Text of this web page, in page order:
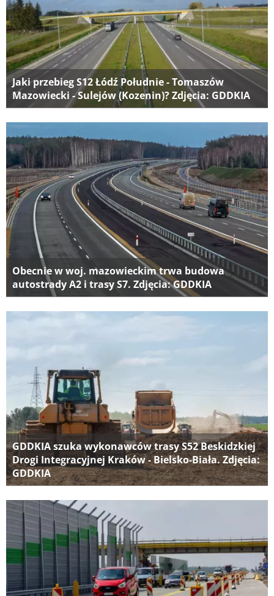
Jaki przebieg S12 Łódź Południe - Tomaszów
Mazowiecki - Sulejów (Kozenin)? Zdjęcia: GDDKIA
Obecnie w woj. mazowieckim trwa budowa
autostrady A2 i trasy S7. Zdjęcia: GDDKIA
GDDKIA szuka wykonawców trasy S52 Beskidzkiej
Drogi Integracyjnej Kraków - Bielsko-Biała. Zdjęcia:
GDDKIA